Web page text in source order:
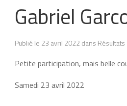
Gabriel
Publié le 23 avril 2022 dans Résultats
Petite participation, mais belle
Samedi 23 avril 2022